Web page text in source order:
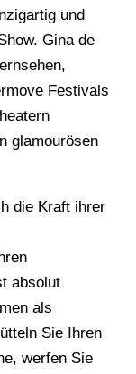
und
Gina de
Festivals
glamourösen
die Kraft ihrer
absolut
als
Sie Ihren
werfen Sie